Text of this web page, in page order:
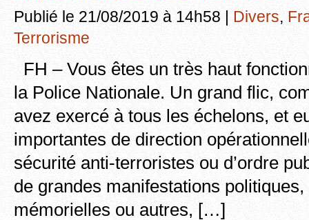
Publié le 21/08/2019 à 14h58 | Divers,
Terrorisme
FH – Vous êtes un très haut
la Police Nationale. Un grand flic,
avez exercé à tous les échelons, et
importantes de direction
sécurité anti-terroristes ou d’ordre
de grandes manifestations
mémorielles ou autres, […]